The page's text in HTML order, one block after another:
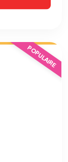
POPULAIRE
envois — ou